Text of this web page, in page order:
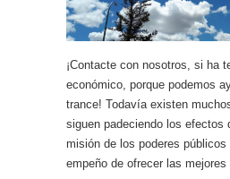
¡Contacte con nosotros, si ha
económico, porque podemos
trance! Todavía existen
siguen padeciendo los efectos
misión de los poderes públicos
empeño de ofrecer las